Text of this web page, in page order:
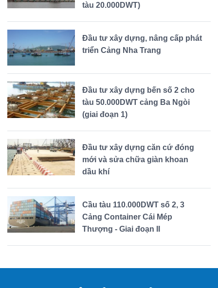
tàu 20.000DWT)
Đầu tư xây dựng, nâng cấp phát
triển Cảng Nha Trang
Đầu tư xây dựng bến số 2 cho
tàu 50.000DWT cảng Ba Ngòi
(giai đoạn 1)
Đầu tư xây dựng căn cứ đóng
mới và sửa chữa giàn khoan
dầu khí
Cầu tàu 110.000DWT số 2, 3
Cảng Container Cái Mép
Thượng - Giai đoạn II